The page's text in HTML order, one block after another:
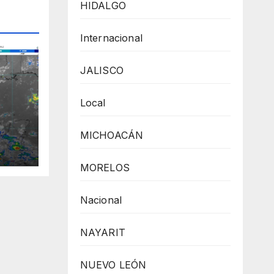
el
HIDALGO
Internacional
JALISCO
Local
MICHOACÁN
MORELOS
Nacional
NAYARIT
NUEVO LEÓN